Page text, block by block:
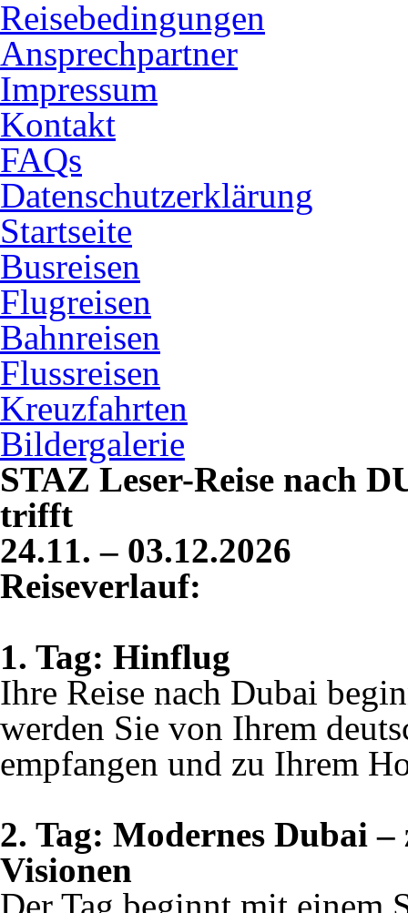
Reisebedingungen
Ansprechpartner
Impressum
Kontakt
FAQs
Datenschutzerklärung
Startseite
Busreisen
Flugreisen
Bahnreisen
Flussreisen
Kreuzfahrten
Bildergalerie
STAZ Leser-Reise nach
trifft
24.11. – 03.12.2026
Reiseverlauf:
1. Tag: Hinflug
Ihre Reise nach Dubai
werden Sie von Ihrem
empfangen und zu Ihrem
2. Tag: Modernes Dubai
Visionen